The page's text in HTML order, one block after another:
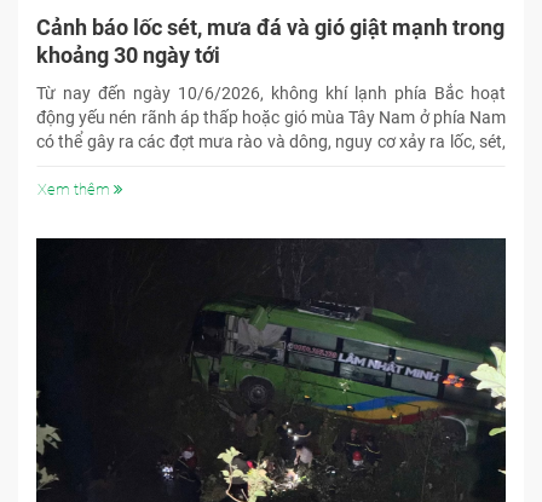
Cảnh báo lốc sét, mưa đá và gió giật mạnh trong
khoảng 30 ngày tới
Từ nay đến ngày 10/6/2026, không khí lạnh phía Bắc hoạt
động yếu nén rãnh áp thấp hoặc gió mùa Tây Nam ở phía Nam
có thể gây ra các đợt mưa rào và dông, nguy cơ xảy ra lốc, sét,
Xem thêm